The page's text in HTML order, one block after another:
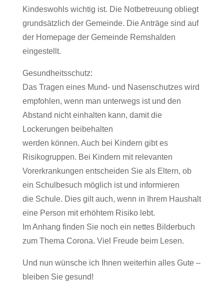
Kindeswohls wichtig ist. Die Notbetreuung obliegt
grundsätzlich der Gemeinde. Die Anträge sind auf
der Homepage der Gemeinde Remshalden
eingestellt.
Gesundheitsschutz:
Das Tragen eines Mund- und Nasenschutzes wird
empfohlen, wenn man unterwegs ist und den
Abstand nicht einhalten kann, damit die
Lockerungen beibehalten
werden können. Auch bei Kindern gibt es
Risikogruppen. Bei Kindern mit relevanten
Vorerkrankungen entscheiden Sie als Eltern, ob
ein Schulbesuch möglich ist und informieren
die Schule. Dies gilt auch, wenn in Ihrem Haushalt
eine Person mit erhöhtem Risiko lebt.
Im Anhang finden Sie noch ein nettes Bilderbuch
zum Thema Corona. Viel Freude beim Lesen.
Und nun wünsche ich Ihnen weiterhin alles Gute –
bleiben Sie gesund!